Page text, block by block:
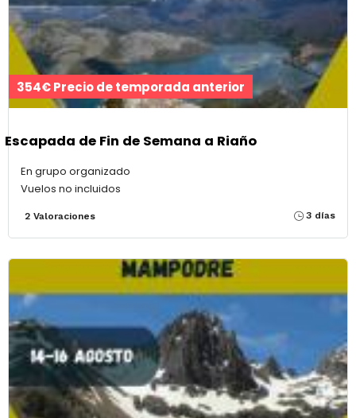
354€ Precio de temporada anterior
Escapada de Fin de Semana a Riaño
En grupo organizado
Vuelos no incluidos
2 Valoraciones 3 días